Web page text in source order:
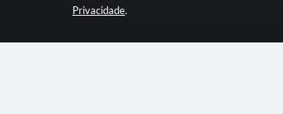
Privacidade.